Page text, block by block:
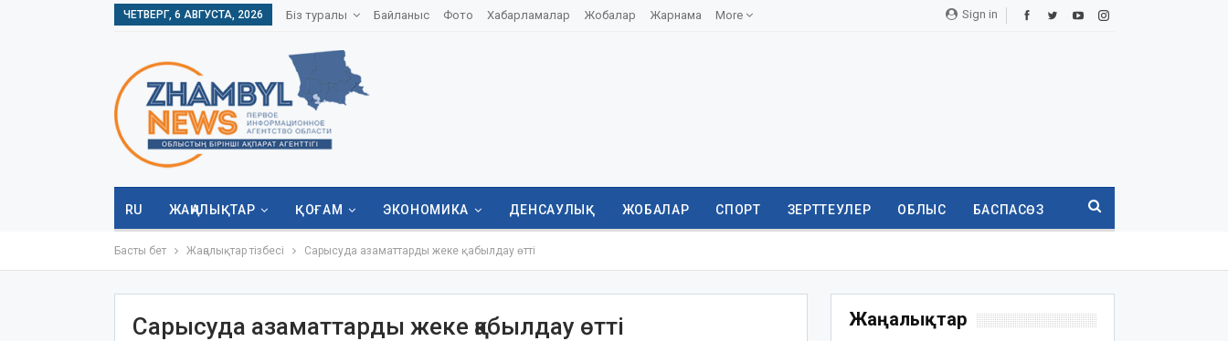
Sign in
ЧЕТВЕРГ, 6 АВГУСТА, 2026 Біз туралы Байланыс Фото Хабарламалар Жобалар Жарнама More
RU ЖАҢАЛЫҚТАР ҚОҒАМ ЭКОНОМИКА ДЕНСАУЛЫҚ ЖОБАЛАР СПОРТ ЗЕРТТЕУЛЕР ОБЛЫС БАСПАСӨЗ
Басты бет Жаңалықтар тізбесі Сарысуда азаматтарды жеке қабылдау өтті
Сарысуда азаматтарды жеке қабылдау өтті Жаңалықтар